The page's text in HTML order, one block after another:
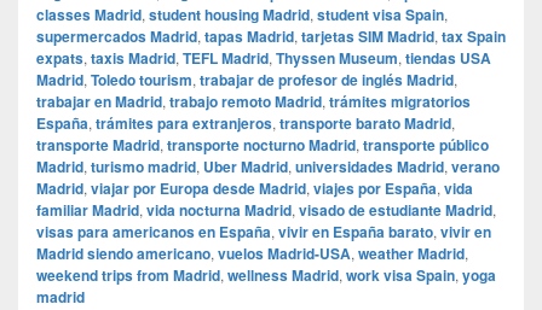
classes Madrid, student housing Madrid, student visa Spain,
supermercados Madrid, tapas Madrid, tarjetas SIM Madrid, tax Spain
expats, taxis Madrid, TEFL Madrid, Thyssen Museum, tiendas USA
Madrid, Toledo tourism, trabajar de profesor de inglés Madrid,
trabajar en Madrid, trabajo remoto Madrid, trámites migratorios
España, trámites para extranjeros, transporte barato Madrid,
transporte Madrid, transporte nocturno Madrid, transporte público
Madrid, turismo madrid, Uber Madrid, universidades Madrid, verano
Madrid, viajar por Europa desde Madrid, viajes por España, vida
familiar Madrid, vida nocturna Madrid, visado de estudiante Madrid,
visas para americanos en España, vivir en España barato, vivir en
Madrid siendo americano, vuelos Madrid-USA, weather Madrid,
weekend trips from Madrid, wellness Madrid, work visa Spain, yoga
madrid